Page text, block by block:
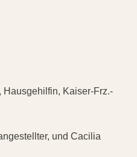
Hausgehilfin, Kaiser-Frz.-
und Cacilia